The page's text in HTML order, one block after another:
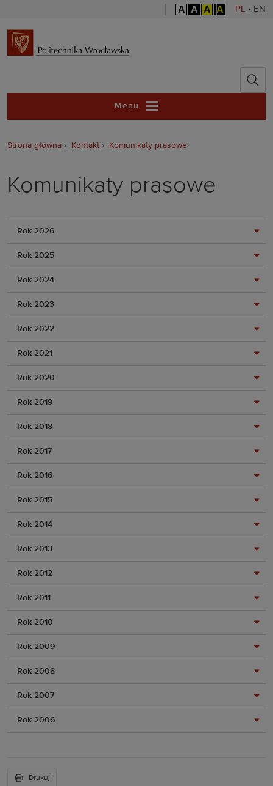
A A A A PL • EN
Politechnika
Menu
Strona główna Kontakt Komunikaty prasowe
Komunikaty prasowe
Rok 2026
Rok 2025
Rok 2024
Rok 2023
Rok 2022
Rok 2021
Rok 2020
Rok 2019
Rok 2018
Rok 2017
Rok 2016
Rok 2015
Rok 2014
Rok 2013
Rok 2012
Rok 2011
Rok 2010
Rok 2009
Rok 2008
Rok 2007
Rok 2006
Drukuj